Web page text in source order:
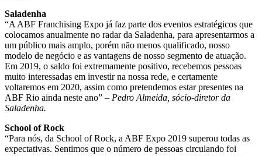
Saladenha
“A ABF Franchising Expo já faz parte dos eventos estratégicos que
colocamos anualmente no radar da Saladenha, para apresentarmos a
um público mais amplo, porém não menos qualificado, nosso
modelo de negócio e as vantagens de nosso segmento de atuação.
Em 2019, o saldo foi extremamente positivo, recebemos pessoas
muito interessadas em investir na nossa rede, e certamente
voltaremos em 2020, assim como pretendemos estar presentes na
ABF Rio ainda neste ano” – Pedro Almeida, sócio-diretor da
Saladenha.
School of Rock
“Para nós, da School of Rock, a ABF Expo 2019 superou todas as
expectativas. Sentimos que o número de pessoas circulando foi